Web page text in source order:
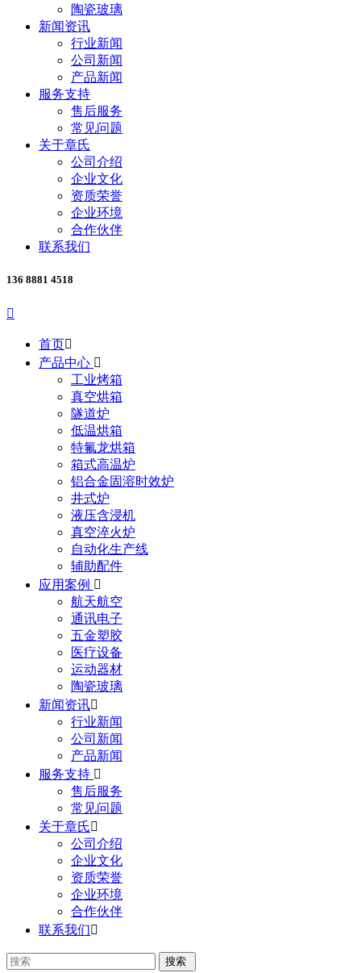
陶瓷玻璃
新闻资讯
行业新闻
公司新闻
产品新闻
服务支持
售后服务
常见问题
关于章氏
公司介绍
企业文化
资质荣誉
企业环境
合作伙伴
联系我们
136 8881 4518

首页
产品中心 
工业烤箱
真空烘箱
隧道炉
低温烘箱
特氟龙烘箱
箱式高温炉
铝合金固溶时效炉
井式炉
液压含浸机
真空淬火炉
自动化生产线
辅助配件
应用案例 
航天航空
通讯电子
五金塑胶
医疗设备
运动器材
陶瓷玻璃
新闻资讯
行业新闻
公司新闻
产品新闻
服务支持 
售后服务
常见问题
关于章氏
公司介绍
企业文化
资质荣誉
企业环境
合作伙伴
联系我们